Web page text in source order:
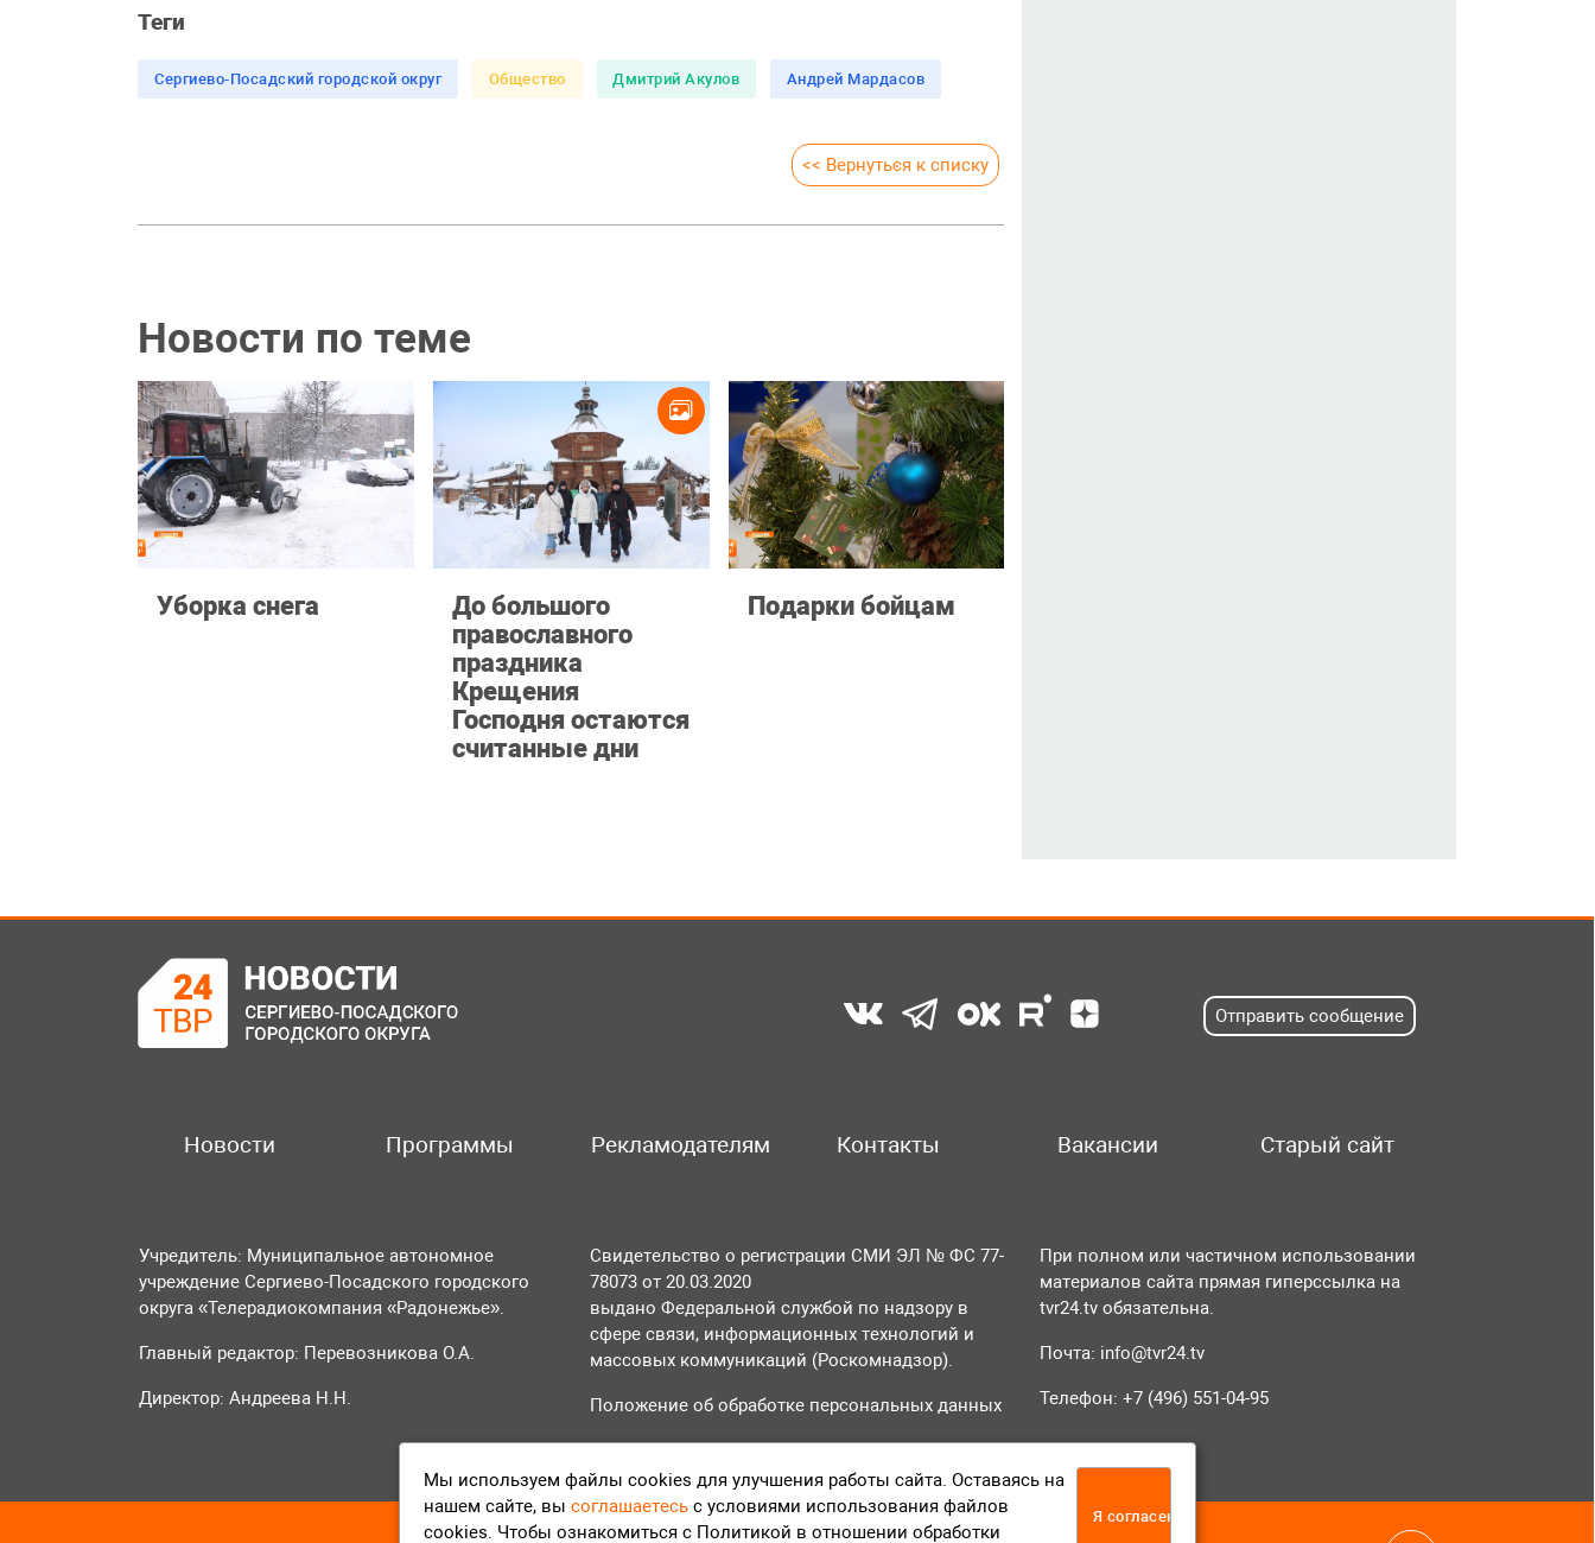
Теги
Сергиево-Посадский городской округ Общество Дмитрий Акулов Андрей Мардасов
<< Вернуться к списку
Новости по теме
Уборка снега
До большого
православного
праздника
Крещения
Господня остаются
считанные дни
Подарки бойцам
Отправить сообщение
Новости Программы Рекламодателям Контакты Вакансии Старый сайт
Учредитель: Муниципальное автономное
учреждение Сергиево-Посадского городского
округа «Телерадиокомпания «Радонежье».
Главный редактор: Перевозникова О.А.
Директор: Андреева Н.Н.
Свидетельство о регистрации СМИ ЭЛ № ФС 77-
78073 от 20.03.2020
выдано Федеральной службой по надзору в
сфере связи, информационных технологий и
массовых коммуникаций (Роскомнадзор).
Положение об обработке персональных данных
При полном или частичном использовании
материалов сайта прямая гиперссылка на
tvr24.tv обязательна.
Почта: info@tvr24.tv
Телефон: +7 (496) 551-04-95
Мы используем файлы cookies для улучшения работы сайта. Оставаясь на
нашем сайте, вы соглашаетесь с условиями использования файлов
cookies. Чтобы ознакомиться с Политикой в отношении обработки
Я согласен